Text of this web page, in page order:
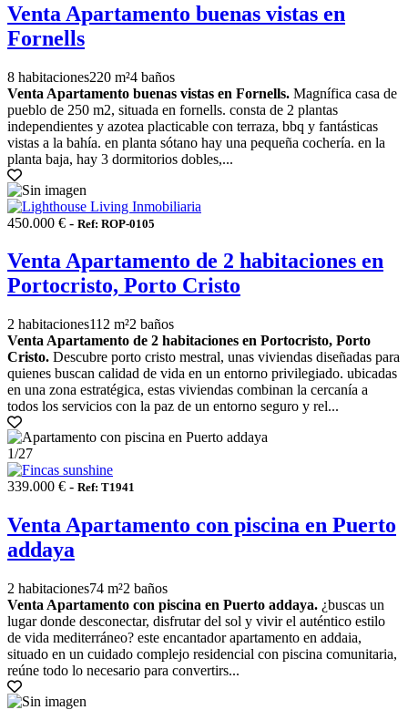
Venta Apartamento buenas vistas en
Fornells
8 habitaciones220 m²4 baños
Venta Apartamento buenas vistas en Fornells. Magnífica casa de
pueblo de 250 m2, situada en fornells. consta de 2 plantas
independientes y azotea placticable con terraza, bbq y fantásticas
vistas a la bahía. en planta sótano hay una pequeña cochería. en la
planta baja, hay 3 dormitorios dobles,...
450.000 € - Ref: ROP-0105
Venta Apartamento de 2 habitaciones en
Portocristo, Porto Cristo
2 habitaciones112 m²2 baños
Venta Apartamento de 2 habitaciones en Portocristo, Porto
Cristo. Descubre porto cristo mestral, unas viviendas diseñadas para
quienes buscan calidad de vida en un entorno privilegiado. ubicadas
en una zona estratégica, estas viviendas combinan la cercanía a
todos los servicios con la paz de un entorno seguro y rel...
1/27
339.000 € - Ref: T1941
Venta Apartamento con piscina en Puerto
addaya
2 habitaciones74 m²2 baños
Venta Apartamento con piscina en Puerto addaya. ¿buscas un
lugar donde desconectar, disfrutar del sol y vivir el auténtico estilo
de vida mediterráneo? este encantador apartamento en addaia,
situado en un cuidado complejo residencial con piscina comunitaria,
reúne todo lo necesario para convertirs...